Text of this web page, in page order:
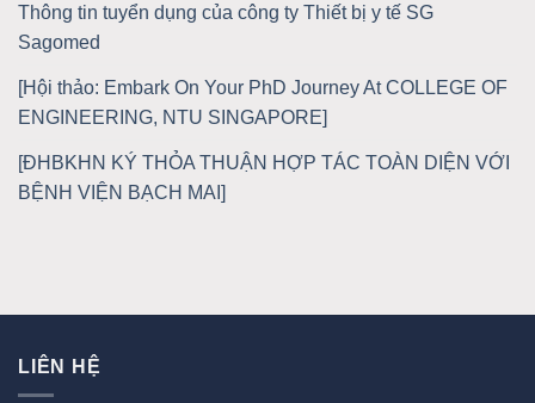
Thông tin tuyển dụng của công ty Thiết bị y tế SG
Sagomed
[Hội thảo: Embark On Your PhD Journey At COLLEGE OF
ENGINEERING, NTU SINGAPORE]
[ĐHBKHN KÝ THỎA THUẬN HỢP TÁC TOÀN DIỆN VỚI
BỆNH VIỆN BẠCH MAI]
LIÊN HỆ